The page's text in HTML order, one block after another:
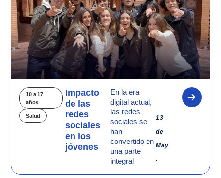
10 a 17
años
Salud
Impacto
de las
redes
sociales
en los
jóvenes
En la era
digital actual,
las redes
sociales se
han
convertido en
una parte
integral
13
de
May
.